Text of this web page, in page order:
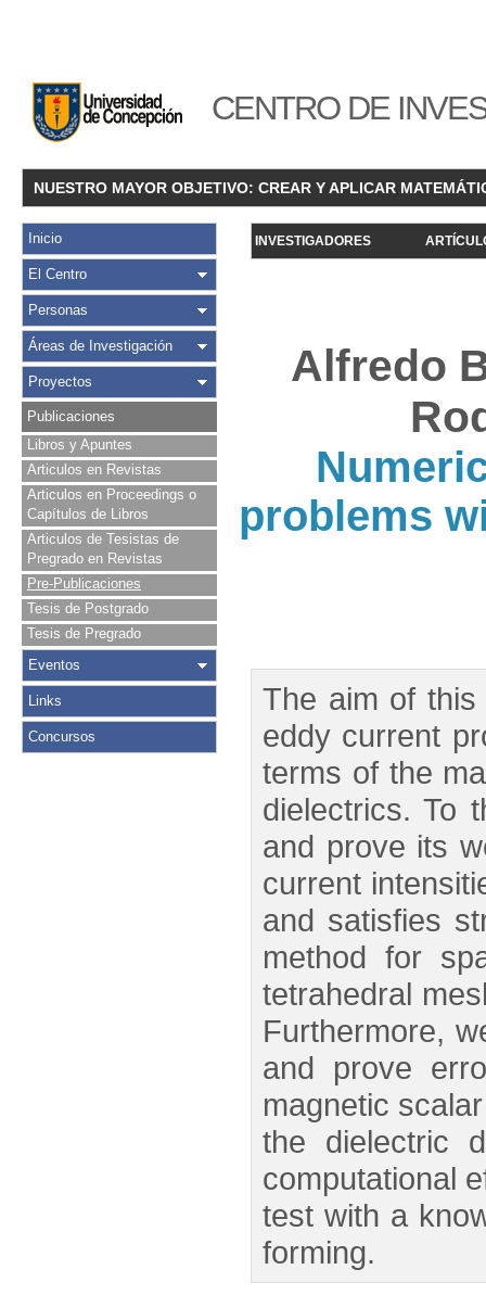
CENTRO DE
NUESTRO MAYOR OBJETIVO: CREAR Y APLICAR
Inicio
El Centro
Personas
Áreas de Investigación
Proyectos
Publicaciones
Libros y Apuntes
Articulos en Revistas
Articulos en Proceedings o
Capítulos de Libros
Articulos de Tesistas de
Pregrado en Revistas
Pre-Publicaciones
Tesis de Postgrado
Tesis de Pregrado
Eventos
Links
Concursos
INVESTIGADORES
Alfredo
problems
The aim of
eddy current
terms of the
dielectrics. To
and prove its
current
and satisfies
method for
tetrahedral
Furthermore,
and prove
magnetic
the dielectric
computational
test with a
forming.